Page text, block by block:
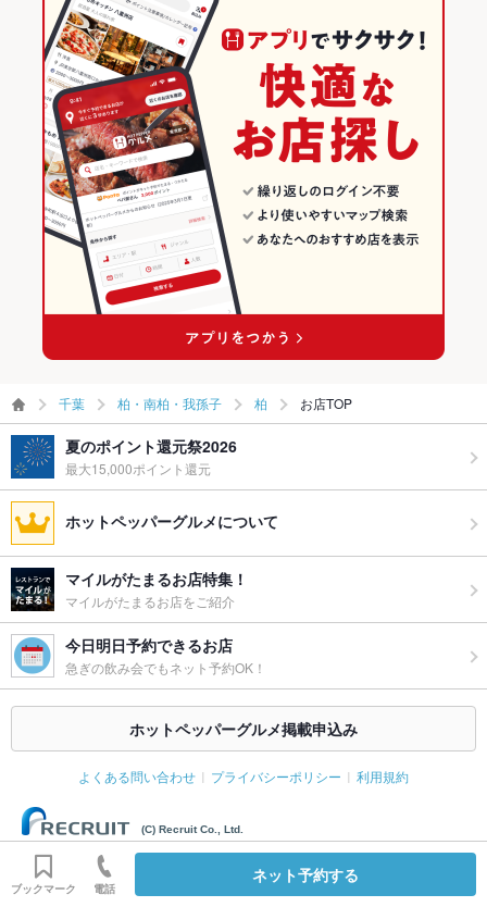
飲み放題 あり
食べ放題 あり
カクテル充実、焼酎充実、日本酒充実、ワイン充実
お子様連れ お子様連れ歓迎
ウェディン
グパーティ
可
備考 －
和食全般
柏・南柏・我孫子 × 和食
柏・南柏・我孫子 × 和食全般
柏駅 × 和食
柏駅 × 和食全般
千葉 × 居酒屋
千葉 × 和風
千葉 × 和食
千葉 × 和食全般
柏・南柏・我孫子の居酒屋ランキング
柏のグルメランキング
柏の居酒屋ランキング
千葉 柏・南柏・我孫子 柏 お店TOP
夏のポイント還元祭2026
最大15,000ポイント還元
ホットペッパーグルメについて
マイルがたまるお店特集！
マイルがたまるお店をご紹介
今日明日予約できるお店
急ぎの飲み会でもネット予約OK！
ホットペッパーグルメ掲載申込み
よくある問い合わせ プライバシーポリシー 利用規約
(C) Recruit Co., Ltd.
ブックマーク 電話
ネット予約する